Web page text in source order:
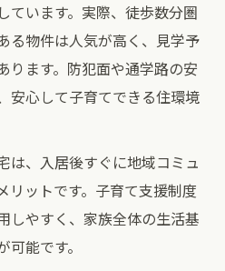
ています。実際、徒歩数分圏
る物件は人気が高く、見学予
ります。防犯面や通学路の安
安心して子育てできる住環境
は、入居後すぐに地域コミュ
リットです。子育て支援制度
しやすく、家族全体の生活基
能です。